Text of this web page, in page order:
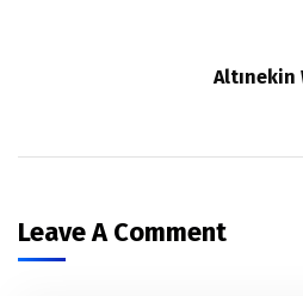
Altınekin
Leave A Comment